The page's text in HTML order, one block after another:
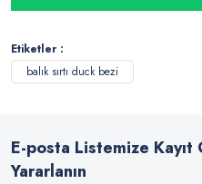
Etiketler :
balık sırtı duck bezi
E-posta Listemize Kayıt
Yararlanın